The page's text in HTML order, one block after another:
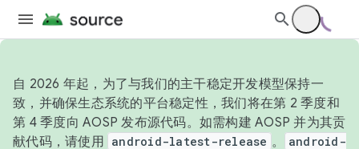
自 2026 年起，为了与我们的主干稳定开发模型保持一
致，并确保生态系统的平台稳定性，我们将在第 2 季度和
第 4 季度向 AOSP 发布源代码。如需构建 AOSP 并为其贡
献代码，请使用 android-latest-release 。
android-